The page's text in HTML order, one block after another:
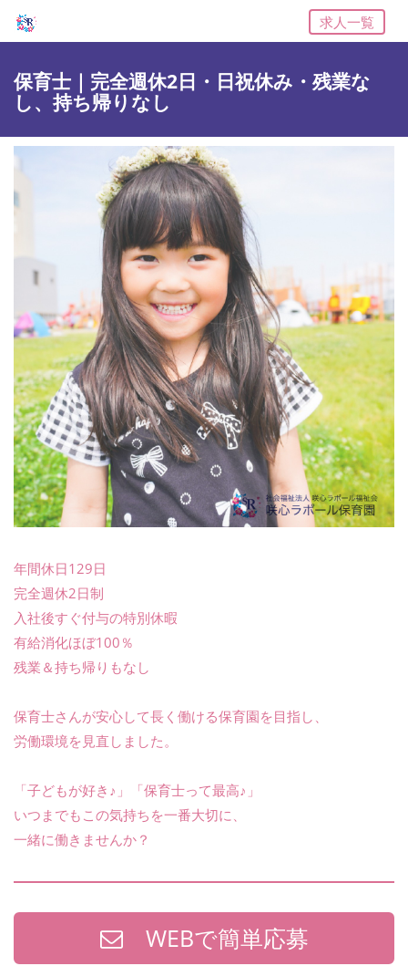
求人一覧
保育士｜完全週休2日・日祝休み・残業な
し、持ち帰りなし
年間休日129日
完全週休2日制
入社後すぐ付与の特別休暇
有給消化ほぼ100％
残業＆持ち帰りもなし
保育士さんが安心して長く働ける保育園を目指し、
労働環境を見直しました。
「子どもが好き♪」「保育士って最高♪」
いつまでもこの気持ちを一番大切に、
一緒に働きませんか？
WEBで簡単応募